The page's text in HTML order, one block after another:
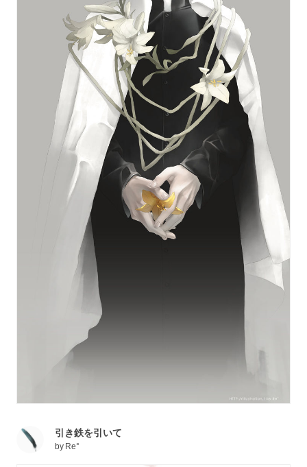
引き鉄を引いて
by Re°